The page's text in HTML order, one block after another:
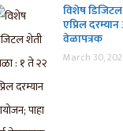
विशेष
एप्रिल
वेळापत्रक
March 30,